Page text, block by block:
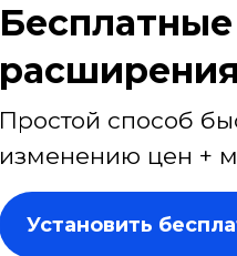
расширения
Простой способ
изменению цен +
Установить